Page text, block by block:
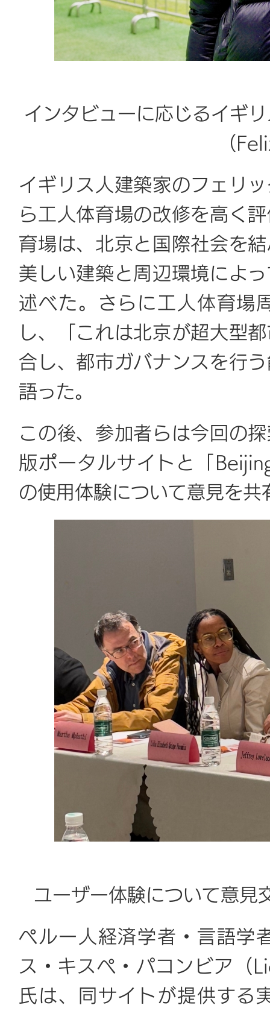
インタビューに応じるイギ
（
イギリス人建築家のフェリ
ら工人体育場の改修を高く
育場は、北京と国際社会を
美しい建築と周辺環境によ
述べた。さらに工人体育場
し、「これは北京が超大型
合し、都市ガバナンスを行
語った。
この後、参加者らは今回の
版ポータルサイトと「
の使用体験について意見を共
ユーザー体験について意見
ペルー人経済学者・言語学
ス・キスペ・パコンビア（
氏は、同サイトが提供する